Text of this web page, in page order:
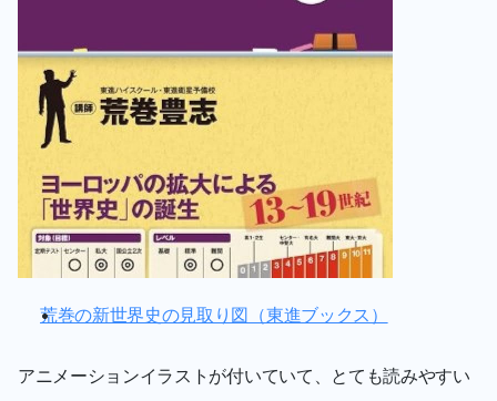
荒巻の新世界史の見取り図（東進ブックス）
アニメーションイラストが付いていて、とても読みやすい